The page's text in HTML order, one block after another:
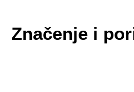
Značenje i